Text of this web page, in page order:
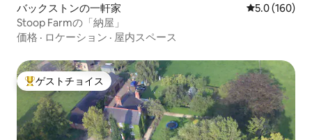
バックストンの一軒家 レビュー160
5.0 (160)
Stoop Farmの「納屋」
価格 · ロケーション · 屋内スペース
大好評のゲストチョイスです。
ゲストチョイス